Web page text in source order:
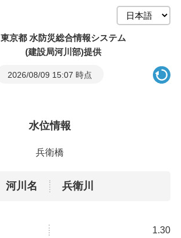
東京都 水防災総合情報システム
(建設局河川部)提供
2026/08/09 15:07 時点
水位情報
兵衛橋
河川名 兵衛川
1.30